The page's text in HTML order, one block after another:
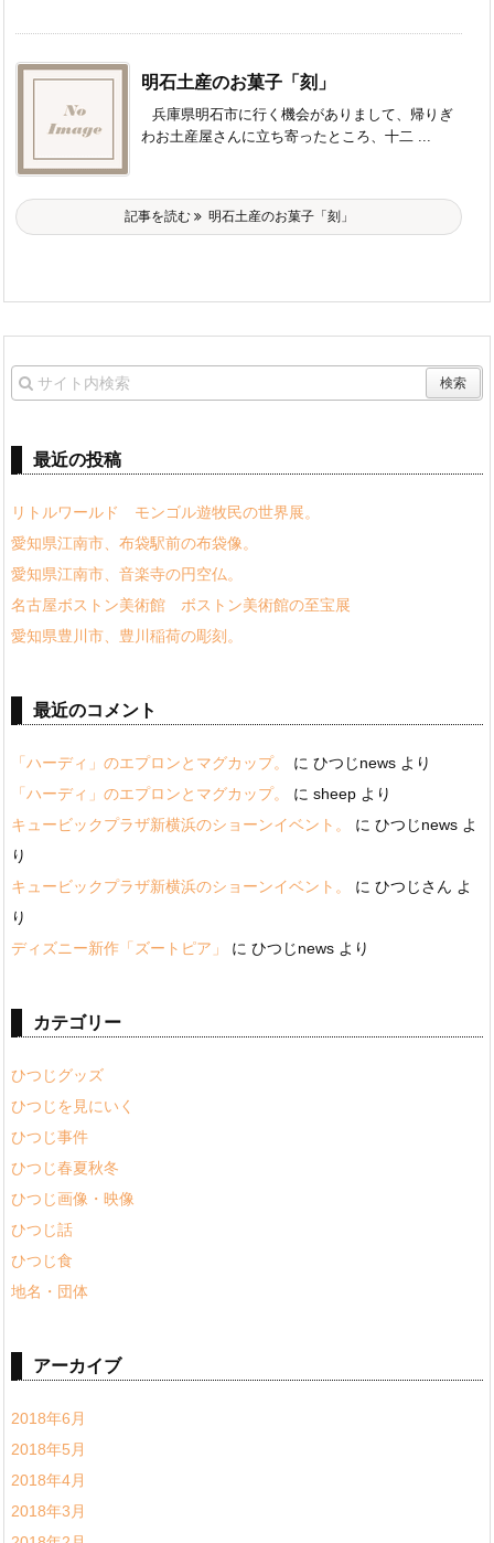
明石土産のお菓子「刻」
兵庫県明石市に行く機会がありまして、帰りぎ
わお土産屋さんに立ち寄ったところ、十二 ...
記事を読む 明石土産のお菓子「刻」
最近の投稿
リトルワールド モンゴル遊牧民の世界展。
愛知県江南市、布袋駅前の布袋像。
愛知県江南市、音楽寺の円空仏。
名古屋ボストン美術館 ボストン美術館の至宝展
愛知県豊川市、豊川稲荷の彫刻。
最近のコメント
「ハーディ」のエプロンとマグカップ。 に ひつじnews より
「ハーディ」のエプロンとマグカップ。
に sheep より
キュービックプラザ新横浜のショーンイベント。
に ひつじnews よ
り
キュービックプラザ新横浜のショーンイベント。
に ひつじさん よ
り
ディズニー新作「ズートピア」
に ひつじnews より
カテゴリー
ひつじグッズ
ひつじを見にいく
ひつじ事件
ひつじ春夏秋冬
ひつじ画像・映像
ひつじ話
ひつじ食
地名・団体
アーカイブ
2018年6月
2018年5月
2018年4月
2018年3月